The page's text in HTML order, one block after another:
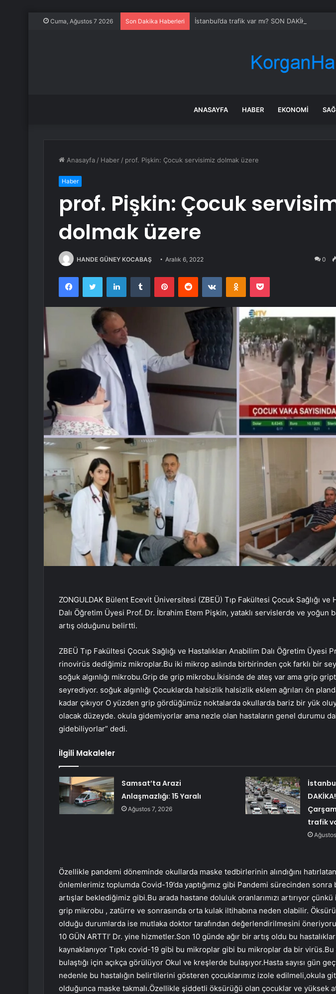
Cuma, Ağustos 7 2026 Son Dakika Haberleri İstanbul’da trafik var mı? SON DAKİKA! 22
ANASAYFA HABER EKONOMI
Anasayfa / Haber / prof. Pişkin: Çocuk servisimiz dolmak üzere
Haber
prof. Pişkin: Çocuk
dolmak üzere
HANDE GÜNEY KOCABAŞ Aralık 6, 2022 0
FacebookTwitter LinkedInTumblr PinterestReddit VKontakteOdnoklassniki
Pocket
ZONGULDAK Bülent Ecevit Üniversitesi (ZBEÜ) Tıp Fakültesi Çocuk Sağlığı ve
Dalı Öğretim Üyesi Prof. Dr. İbrahim Etem Pişkin, yataklı servislerde ve yoğun
artış olduğunu belirtti.
ZBEÜ Tıp Fakültesi Çocuk Sağlığı ve Hastalıkları Anabilim Dalı Öğretim Üyesi
rinovirüs dediğimiz mikroplar.Bu iki mikrop aslında birbirinden çok farklı bir
soğuk algınlığı mikrobu.Grip de grip mikrobu.İkisinde de ateş var ama grip
seyrediyor. soğuk algınlığı Çocuklarda halsizlik halsizlik eklem ağrıları ön
kadar çıkıyor O yüzden grip gördüğümüz noktalarda okullarda bariz bir yük
olacak düzeyde. okula gidemiyorlar ama nezle olan hastaların genel durumu
gidebiliyorlar” dedi.
İlgili Makaleler
Samsat’ta Arazi
Anlaşmazlığı: 15 Yaralı
Ağustos 7, 2026
trafik
Özellikle pandemi döneminde okullarda maske tedbirlerinin alındığını
önlemlerimiz toplumda Covid-19’da yaptığımız gibi Pandemi sürecinden
artışlar beklediğimiz gibi.Bu arada hastane doluluk oranlarımızı artırıyor
grip mikrobu , zatürre ve sonrasında orta kulak iltihabına neden olabilir.
olduğu durumlarda ise mutlaka doktor tarafından değerlendirilmesini
10 GÜN ARTTI’ Dr. yine hizmetler.Son 10 günde ağır bir artış oldu bu
kaynaklanıyor Tıpkı covid-19 gibi bu mikroplar gibi bu mikroplar da bir virüs.Bu
bulaştığı için açıkça görülüyor Okul ve kreşlerde bulaşıyor.Hasta sayısı gün
nedenle bu hastalığın belirtilerini gösteren çocuklarımız izole edilmeli,okula
olduğunca maske takmalı.Özellikle şiddetli öksürüğü olan çocuklar ve yüksek